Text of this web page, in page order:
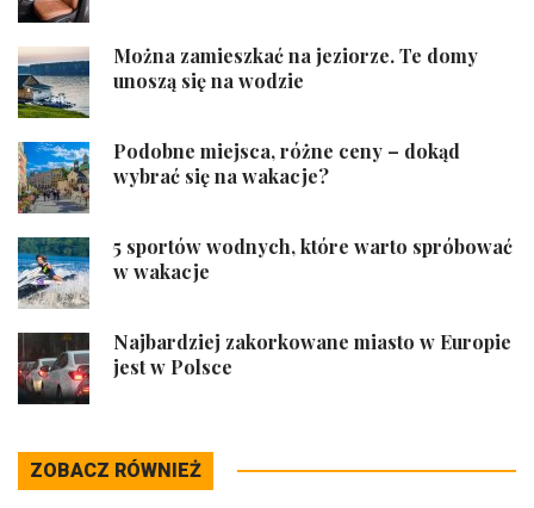
Można zamieszkać na jeziorze. Te domy
unoszą się na wodzie
Podobne miejsca, różne ceny – dokąd
wybrać się na wakacje?
5 sportów wodnych, które warto spróbować
w wakacje
Najbardziej zakorkowane miasto w Europie
jest w Polsce
ZOBACZ RÓWNIEŻ